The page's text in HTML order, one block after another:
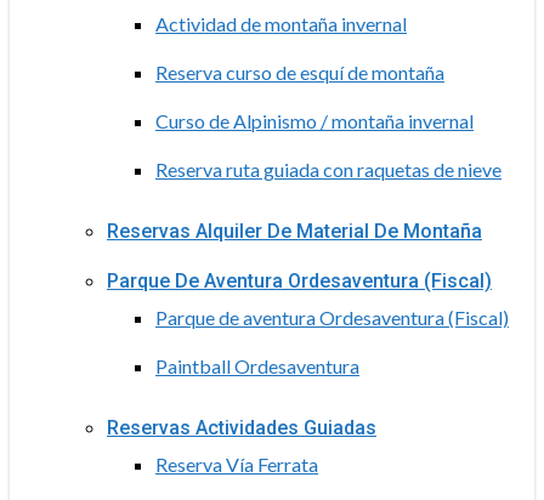
Actividad de montaña invernal
Reserva curso de esquí de montaña
Curso de Alpinismo / montaña invernal
Reserva ruta guiada con raquetas de nieve
Reservas Alquiler De Material De Montaña
Parque De Aventura Ordesaventura (Fiscal)
Parque de aventura Ordesaventura (Fiscal)
Paintball Ordesaventura
Reservas Actividades Guiadas
Reserva Vía Ferrata